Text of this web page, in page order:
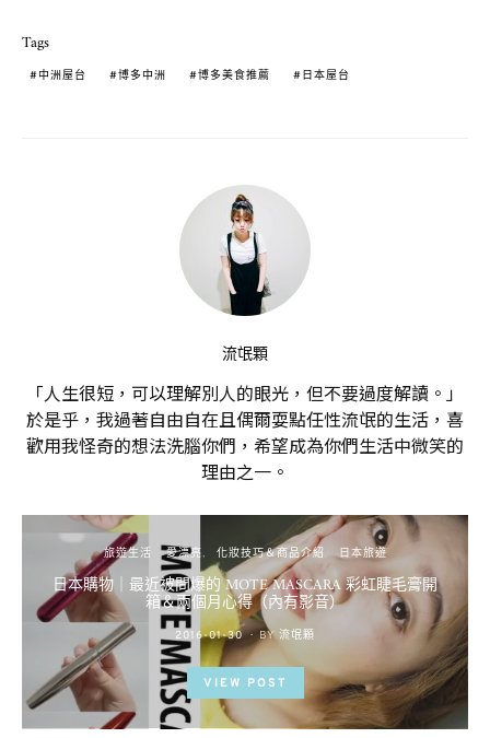
Tags
中洲屋台 博多中洲 博多美食推薦 日本屋台
流氓顆
「人生很短，可以理解別人的眼光，但不要過度解讀。」
於是乎，我過著自由自在且偶爾耍點任性流氓的生活，喜
歡用我怪奇的想法洗腦你們，希望成為你們生活中微笑的
理由之一。
旅遊生活 愛漂亮 化妝技巧＆商品介紹 日本旅遊
日本購物｜最近被問爆的 MOTE MASCARA 彩虹睫毛膏開
箱＆兩個月心得（內有影音）
POSTED
ON
2016-01-30 BY 流氓顆
VIEW POST